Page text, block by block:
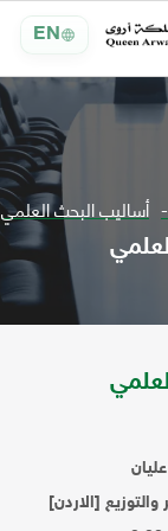
EN
أساليب البحث العلمي
[الاردن]